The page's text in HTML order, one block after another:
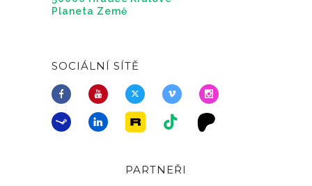
Planeta Země
SOCIÁLNÍ SÍTĚ
PARTNEŘI